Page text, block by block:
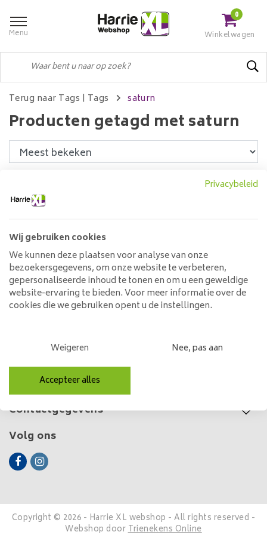
Menu
0
Winkelwagen
Terug naar Tags | Tags saturn
Producten getagd met saturn
Plafondlamp 1L Saturnus
Ø12,5 Lichtbron
42,95
Mijn account
Categorieën
Contactgegevens
Volg ons
Copyright © 2026 - Harrie XL webshop - All rights reserved -
Webshop doorTrienekens Online
Privacybeleid
Wij gebruiken cookies
We kunnen deze plaatsen voor analyse van onze
bezoekersgegevens, om onze website te verbeteren,
gepersonaliseerde inhoud te tonen en om u een geweldige
website-ervaring te bieden. Voor meer informatie over de
cookies die we gebruiken opent u de instellingen.
Weigeren Nee, pas aan
Accepteer alles